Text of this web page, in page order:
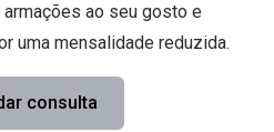
armações ao seu gosto e
uma mensalidade reduzida.
consulta